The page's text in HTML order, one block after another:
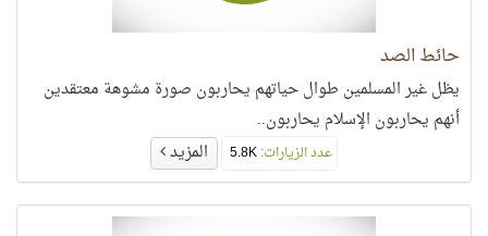
حائط الصد
يظل غير المسلمين طوال حياتهم يحاربون صورة مشوهة معتقدين
أنهم يحاربون الإسلام يحاربون..
عدد الزيارات: المزيد